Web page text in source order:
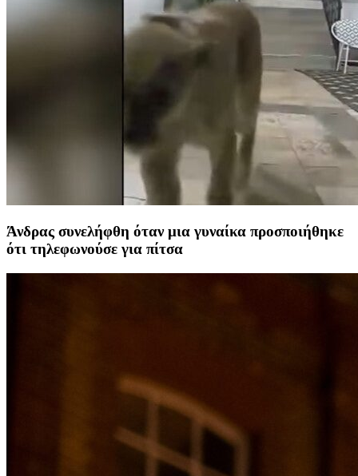
Άνδρας συνελήφθη όταν μια γυναίκα προσποιήθηκε
ότι τηλεφωνούσε για πίτσα